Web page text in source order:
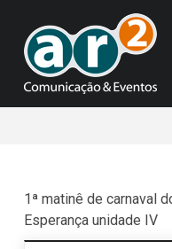
1ª matinê de carnaval
Esperança unidade IV